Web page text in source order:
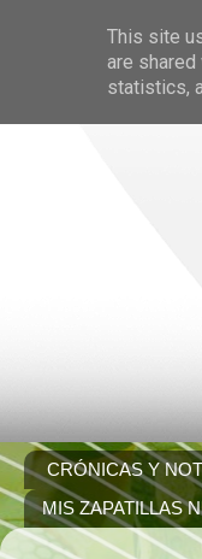
CRÓNICAS Y
MIS ZAPATILLAS
This site
are
statistics,